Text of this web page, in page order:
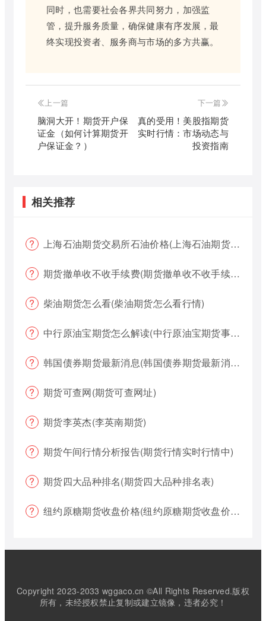
同时，也需要社会各界共同努力，加强监
管，提升服务质量，确保健康有序发展，最
终实现投资者、服务商与市场的多方共赢。
上一篇
脑洞大开！期货开户保
证金（如何计算期货开
户保证金？）
下一篇
真的受用！美股指期货
实时行情：市场动态与
投资指南
相关推荐
上海石油期货交易所石油价格(上海石油期货交易所石油价格查询)
期货撤单收不收手续费(期货撤单收不收手续费用)
柴油期货怎么看(柴油期货怎么看行情)
中行原油宝期货怎么解读(中行原油宝期货事件)
韩国债券期货最新消息(韩国债券期货最新消息新闻)
期货可查网(期货可查网址)
期货李英杰(李英南期货)
期货午间行情分析报告(期货行情实时行情中)
期货四大品种排名(期货四大品种排名表)
纽约原糖期货收盘价格(纽约原糖期货收盘价格是多少)
Copyright 2023-2033 wggaco.cn ©All Rights Reserved.版权
所有，未经授权禁止复制或建立镜像，违者必究！